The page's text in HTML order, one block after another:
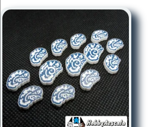
elegir
en
la
página
de
producto